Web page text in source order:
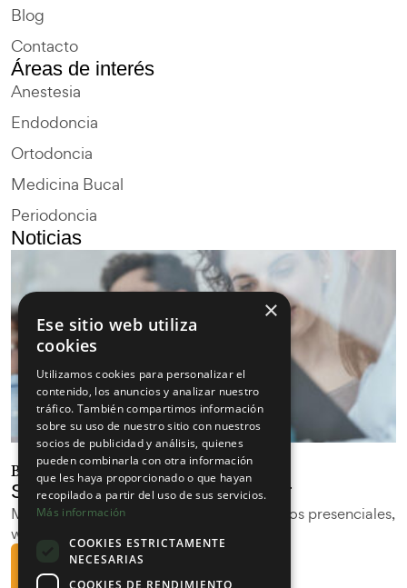
Blog
Contacto
Áreas de interés
Anestesia
Endodoncia
Ortodoncia
Medicina Bucal
Periodoncia
Noticias
Bienvenid@ al curso 2025/2026
Suscríbete a nuestra Newsletter
Mantente informado con los últimos cursos presenciales,
webinars y las últimas novedades.
Suscribirme
×
Ese sitio web utiliza
cookies
Utilizamos cookies para personalizar el
contenido, los anuncios y analizar nuestro
tráfico. También compartimos información
sobre su uso de nuestro sitio con nuestros
socios de publicidad y análisis, quienes
pueden combinarla con otra información
que les haya proporcionado o que hayan
recopilado a partir del uso de sus servicios.
Más información
COOKIES ESTRICTAMENTE
NECESARIAS
COOKIES DE RENDIMIENTO